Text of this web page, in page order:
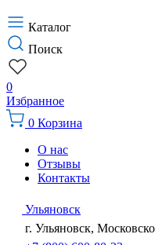
Каталог
Поиск
0
Избранное
0 Корзина
О нас
Отзывы
Контакты
Ульяновск
г. Ульяновск,